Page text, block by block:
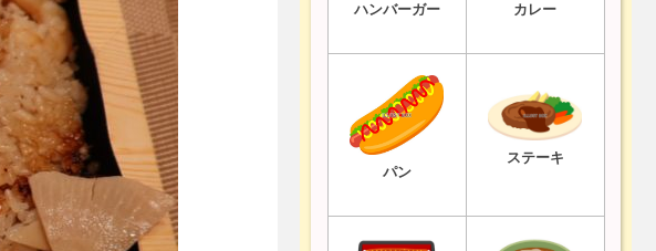
ハンバーガー カレー
パン
ステーキ